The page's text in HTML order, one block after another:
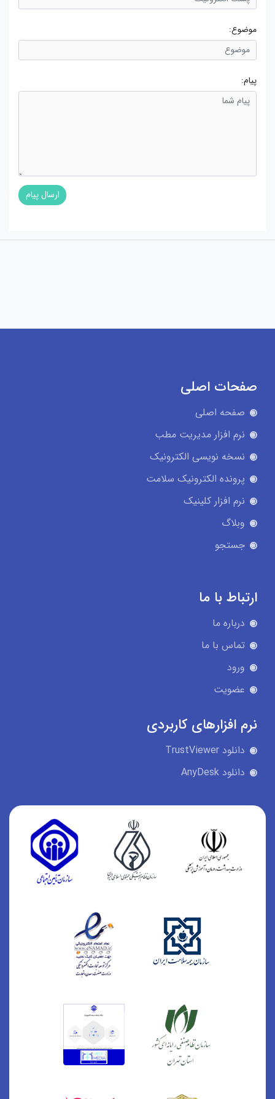
موضوع:
پیام:
ارسال پیام
صفحات اصلی
صفحه اصلی
نرم افزار مدیریت مطب
نسخه نویسی الکترونیک
پرونده الکترونیک سلامت
نرم افزار کلینیک
وبلاگ
جستجو
ارتباط با ما
درباره ما
تماس با ما
ورود
عضویت
نرم افزارهای کاربردی
دانلود TrustViewer
دانلود AnyDesk